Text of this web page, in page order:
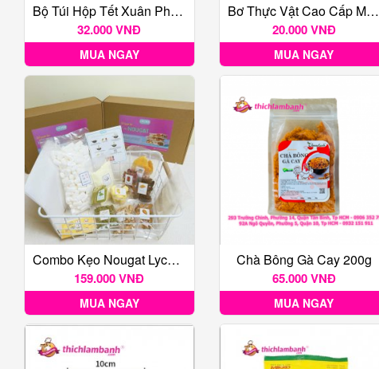
Bộ Túi Hộp Tết Xuân Phú Quý 6B
32.000 VNĐ
MUA NGAY
Bơ Thực Vật Cao Cấp Meizan Hộp 200g
20.000 VNĐ
MUA NGAY
Combo Kẹo Nougat Lychen
159.000 VNĐ
MUA NGAY
Chà Bông Gà Cay 200g
65.000 VNĐ
MUA NGAY